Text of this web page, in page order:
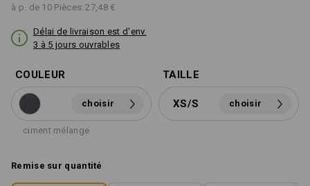
à p. de 10 Pièces: 27,48 €
Délai de livraison est d'env.
3 à 5 jours ouvrables
COULEUR
choisir
ciment mélange
TAILLE
XS/S choisir
Remise sur quantité